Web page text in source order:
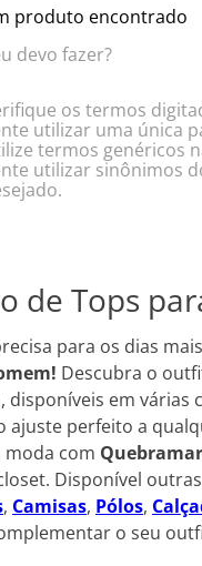
produto encontrado
devo fazer?
os termos
utilizar uma única
termos genéricos
utilizar sinônimos
de Tops
para os dias
Descubra o
disponíveis em várias
ajuste perfeito a
moda com Quebramar
Disponível
, Camisas, Pólos,
o seu